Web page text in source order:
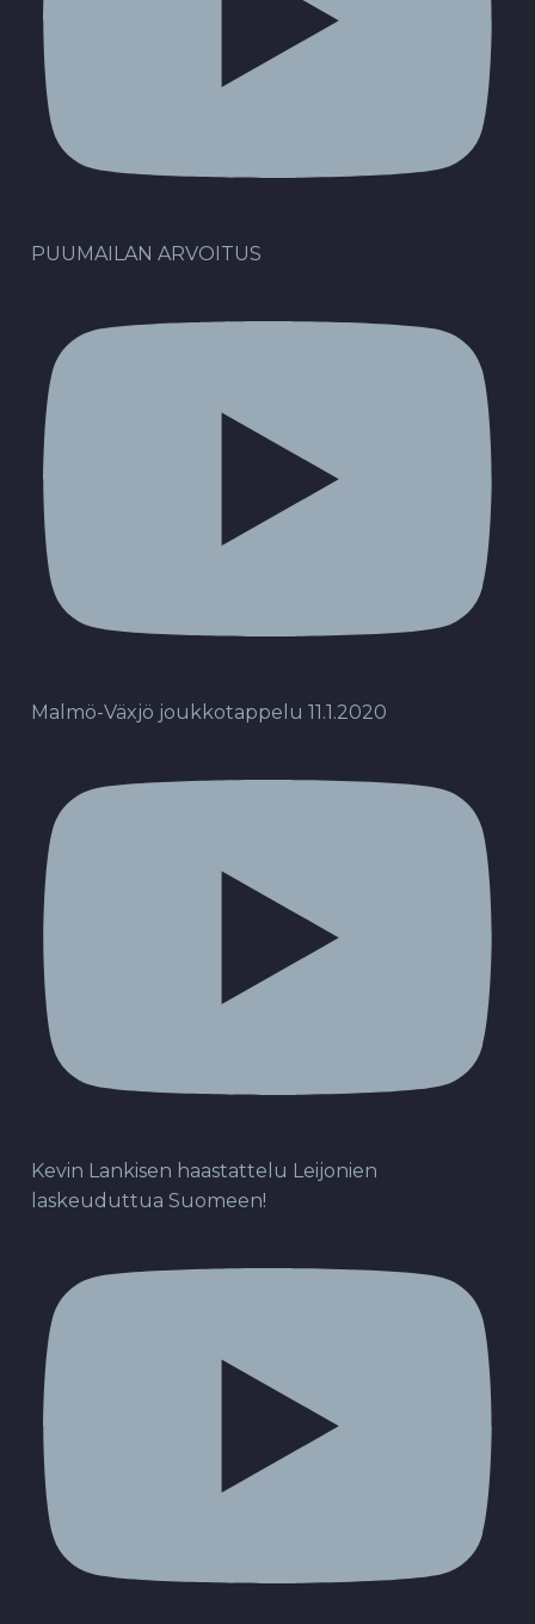
PUUMAILAN ARVOITUS
Malmö-Växjö joukkotappelu 11.1.2020
Kevin Lankisen haastattelu Leijonien
laskeuduttua Suomeen!